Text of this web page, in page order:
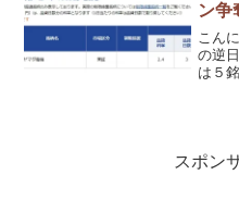
ン争
こん
の逆
は５
スポン